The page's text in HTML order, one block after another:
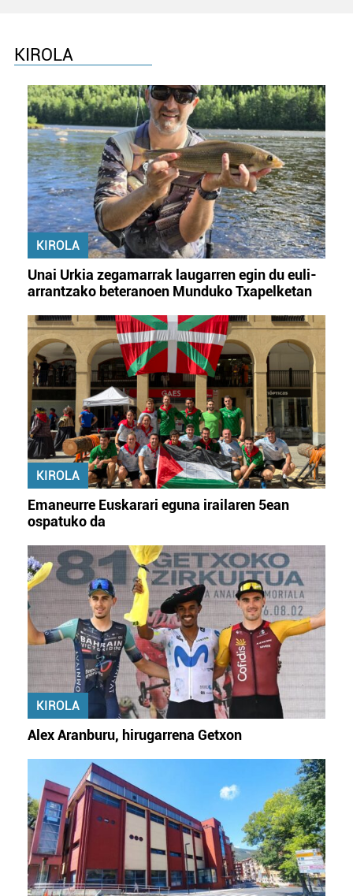
KIROLA
KIROLA
Unai Urkia zegamarrak laugarren egin du euli-
arrantzako beteranoen Munduko Txapelketan
KIROLA
Emaneurre Euskarari eguna irailaren 5ean
ospatuko da
KIROLA
Alex Aranburu, hirugarrena Getxon